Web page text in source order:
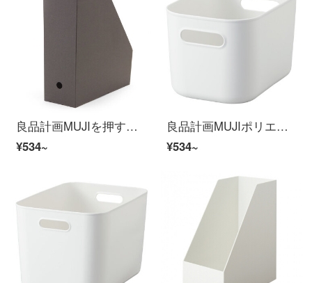
良品計画MUJIを押すと、成型可能板紙スタンド式ファイルケース/5個入りの深灰色
¥534~
良品計画MUJIポリエチレンソフトケース/ハーフタイプ/中長18.5 x幅25.5 x高16 cm
¥534~